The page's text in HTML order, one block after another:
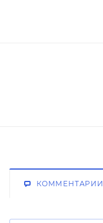
КОММЕНТАРИИ